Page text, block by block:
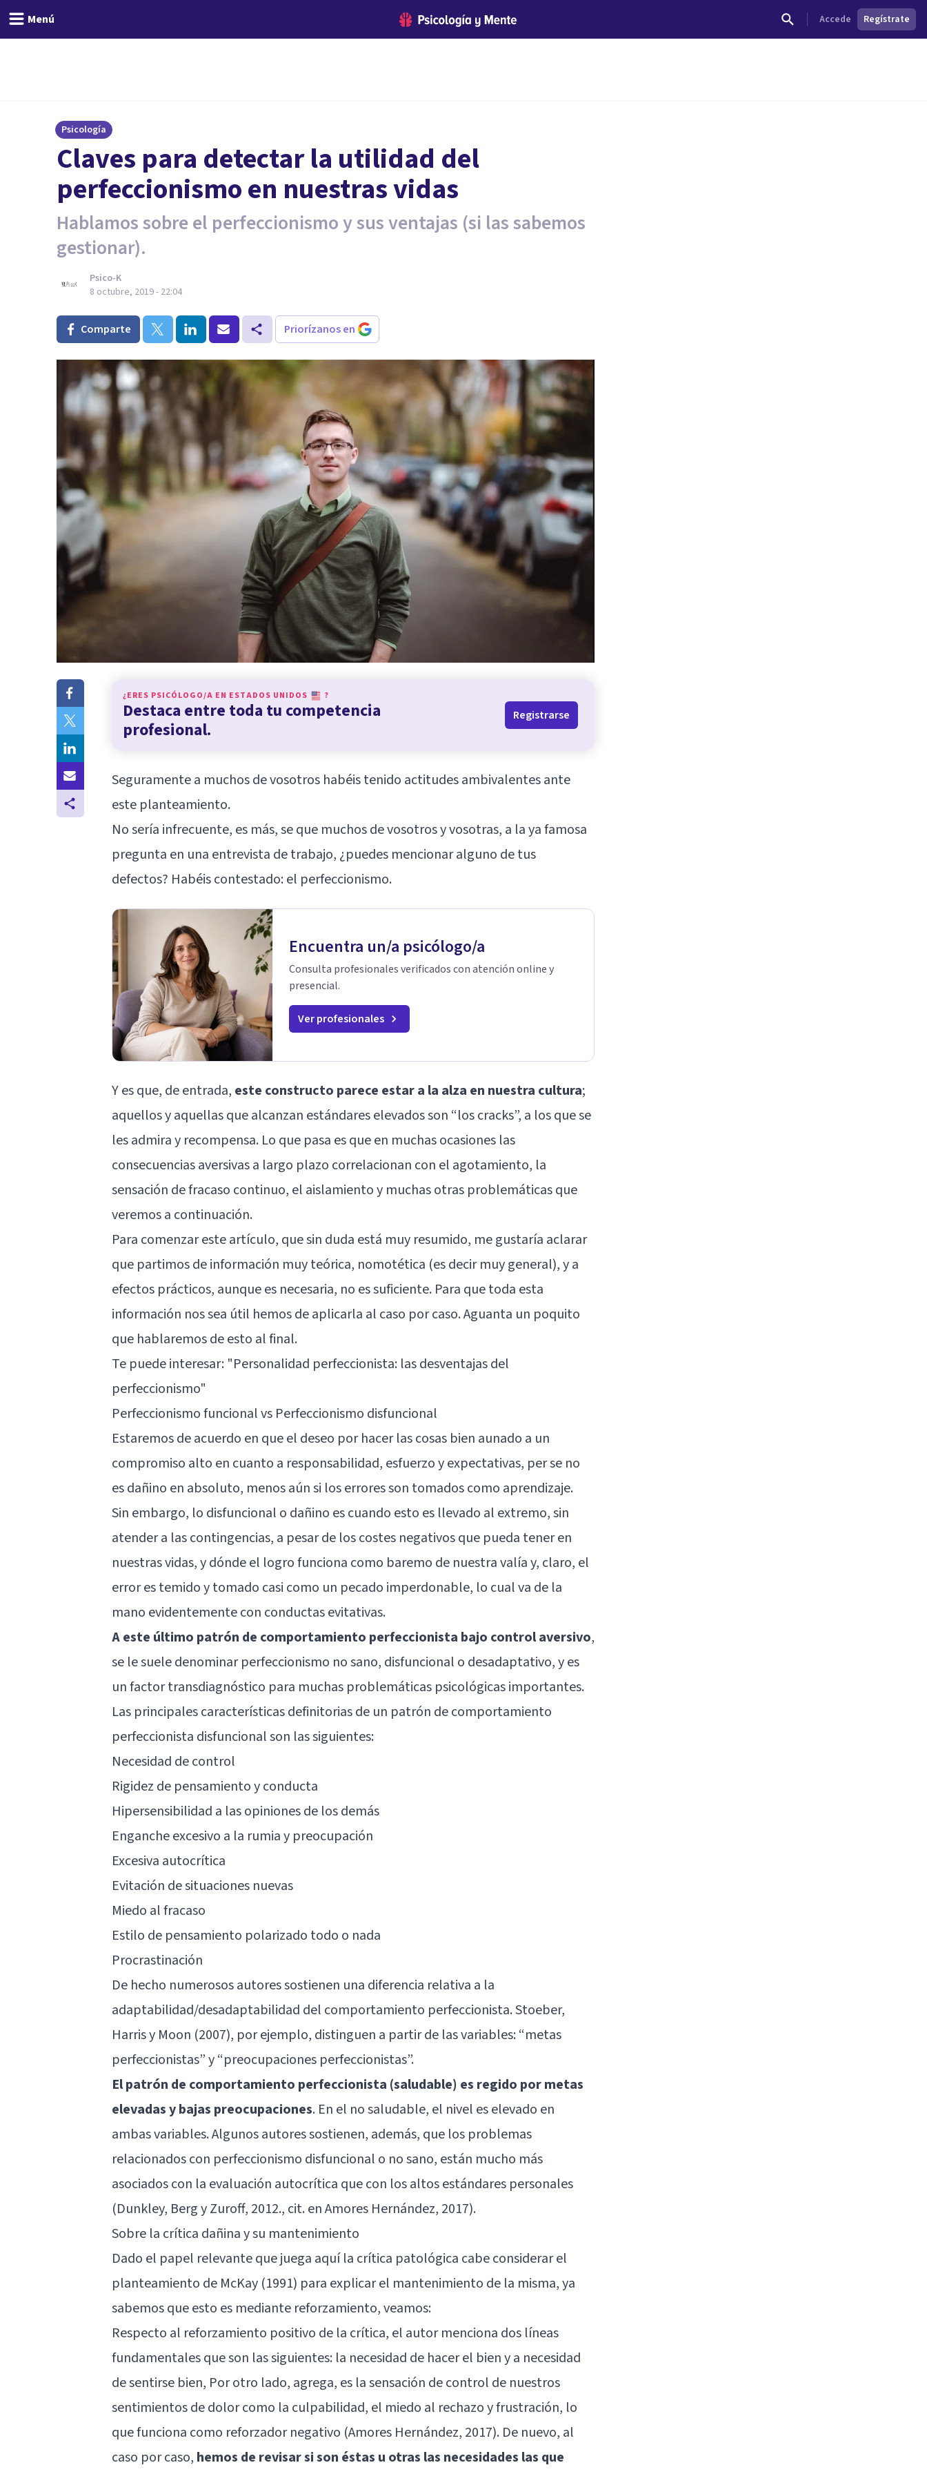
Menú Accede Regístrate
Psicología
Claves para detectar la utilidad del
perfeccionismo en nuestras vidas
Hablamos sobre el perfeccionismo y sus ventajas (si las sabemos
gestionar).
Psico-K
8 octubre, 2019 - 22:04
Comparte Priorízanos en
¿ERES PSICÓLOGO/A EN ESTADOS UNIDOS ?
Destaca entre toda tu competencia
profesional.
Registrarse
Seguramente a muchos de vosotros habéis tenido actitudes ambivalentes ante
este planteamiento.
No sería infrecuente, es más, se que muchos de vosotros y vosotras, a la ya famosa
pregunta en una entrevista de trabajo, ¿puedes mencionar alguno de tus
defectos? Habéis contestado: el perfeccionismo.
Encuentra un/a psicólogo/a
Consulta profesionales verificados con atención online y
presencial.
Ver profesionales
Y es que, de entrada, este constructo parece estar a la alza en nuestra cultura;
aquellos y aquellas que alcanzan estándares elevados son “los cracks”, a los que se
les admira y recompensa. Lo que pasa es que en muchas ocasiones las
consecuencias aversivas a largo plazo correlacionan con el agotamiento, la
sensación de fracaso continuo, el aislamiento y muchas otras problemáticas que
veremos a continuación.
Para comenzar este artículo, que sin duda está muy resumido, me gustaría aclarar
que partimos de información muy teórica, nomotética (es decir muy general), y a
efectos prácticos, aunque es necesaria, no es suficiente. Para que toda esta
información nos sea útil hemos de aplicarla al caso por caso. Aguanta un poquito
que hablaremos de esto al final.
Te puede interesar: "Personalidad perfeccionista: las desventajas del
perfeccionismo"
Perfeccionismo funcional vs Perfeccionismo disfuncional
Estaremos de acuerdo en que el deseo por hacer las cosas bien aunado a un
compromiso alto en cuanto a responsabilidad, esfuerzo y expectativas, per se no
es dañino en absoluto, menos aún si los errores son tomados como aprendizaje.
Sin embargo, lo disfuncional o dañino es cuando esto es llevado al extremo, sin
atender a las contingencias, a pesar de los costes negativos que pueda tener en
nuestras vidas, y dónde el logro funciona como baremo de nuestra valía y, claro, el
error es temido y tomado casi como un pecado imperdonable, lo cual va de la
mano evidentemente con conductas evitativas.
A este último patrón de comportamiento perfeccionista bajo control aversivo,
se le suele denominar perfeccionismo no sano, disfuncional o desadaptativo, y es
un factor transdiagnóstico para muchas problemáticas psicológicas importantes.
Las principales características definitorias de un patrón de comportamiento
perfeccionista disfuncional son las siguientes:
Necesidad de control
Rigidez de pensamiento y conducta
Hipersensibilidad a las opiniones de los demás
Enganche excesivo a la rumia y preocupación
Excesiva autocrítica
Evitación de situaciones nuevas
Miedo al fracaso
Estilo de pensamiento polarizado todo o nada
Procrastinación
De hecho numerosos autores sostienen una diferencia relativa a la
adaptabilidad/desadaptabilidad del comportamiento perfeccionista. Stoeber,
Harris y Moon (2007), por ejemplo, distinguen a partir de las variables: “metas
perfeccionistas” y “preocupaciones perfeccionistas”.
El patrón de comportamiento perfeccionista (saludable) es regido por metas
elevadas y bajas preocupaciones. En el no saludable, el nivel es elevado en
ambas variables. Algunos autores sostienen, además, que los problemas
relacionados con perfeccionismo disfuncional o no sano, están mucho más
asociados con la evaluación autocrítica que con los altos estándares personales
(Dunkley, Berg y Zuroff, 2012., cit. en Amores Hernández, 2017).
Sobre la crítica dañina y su mantenimiento
Dado el papel relevante que juega aquí la crítica patológica cabe considerar el
planteamiento de McKay (1991) para explicar el mantenimiento de la misma, ya
sabemos que esto es mediante reforzamiento, veamos:
Respecto al reforzamiento positivo de la crítica, el autor menciona dos líneas
fundamentales que son las siguientes: la necesidad de hacer el bien y a necesidad
de sentirse bien, Por otro lado, agrega, es la sensación de control de nuestros
sentimientos de dolor como la culpabilidad, el miedo al rechazo y frustración, lo
que funciona como reforzador negativo (Amores Hernández, 2017). De nuevo, al
caso por caso, hemos de revisar si son éstas u otras las necesidades las que